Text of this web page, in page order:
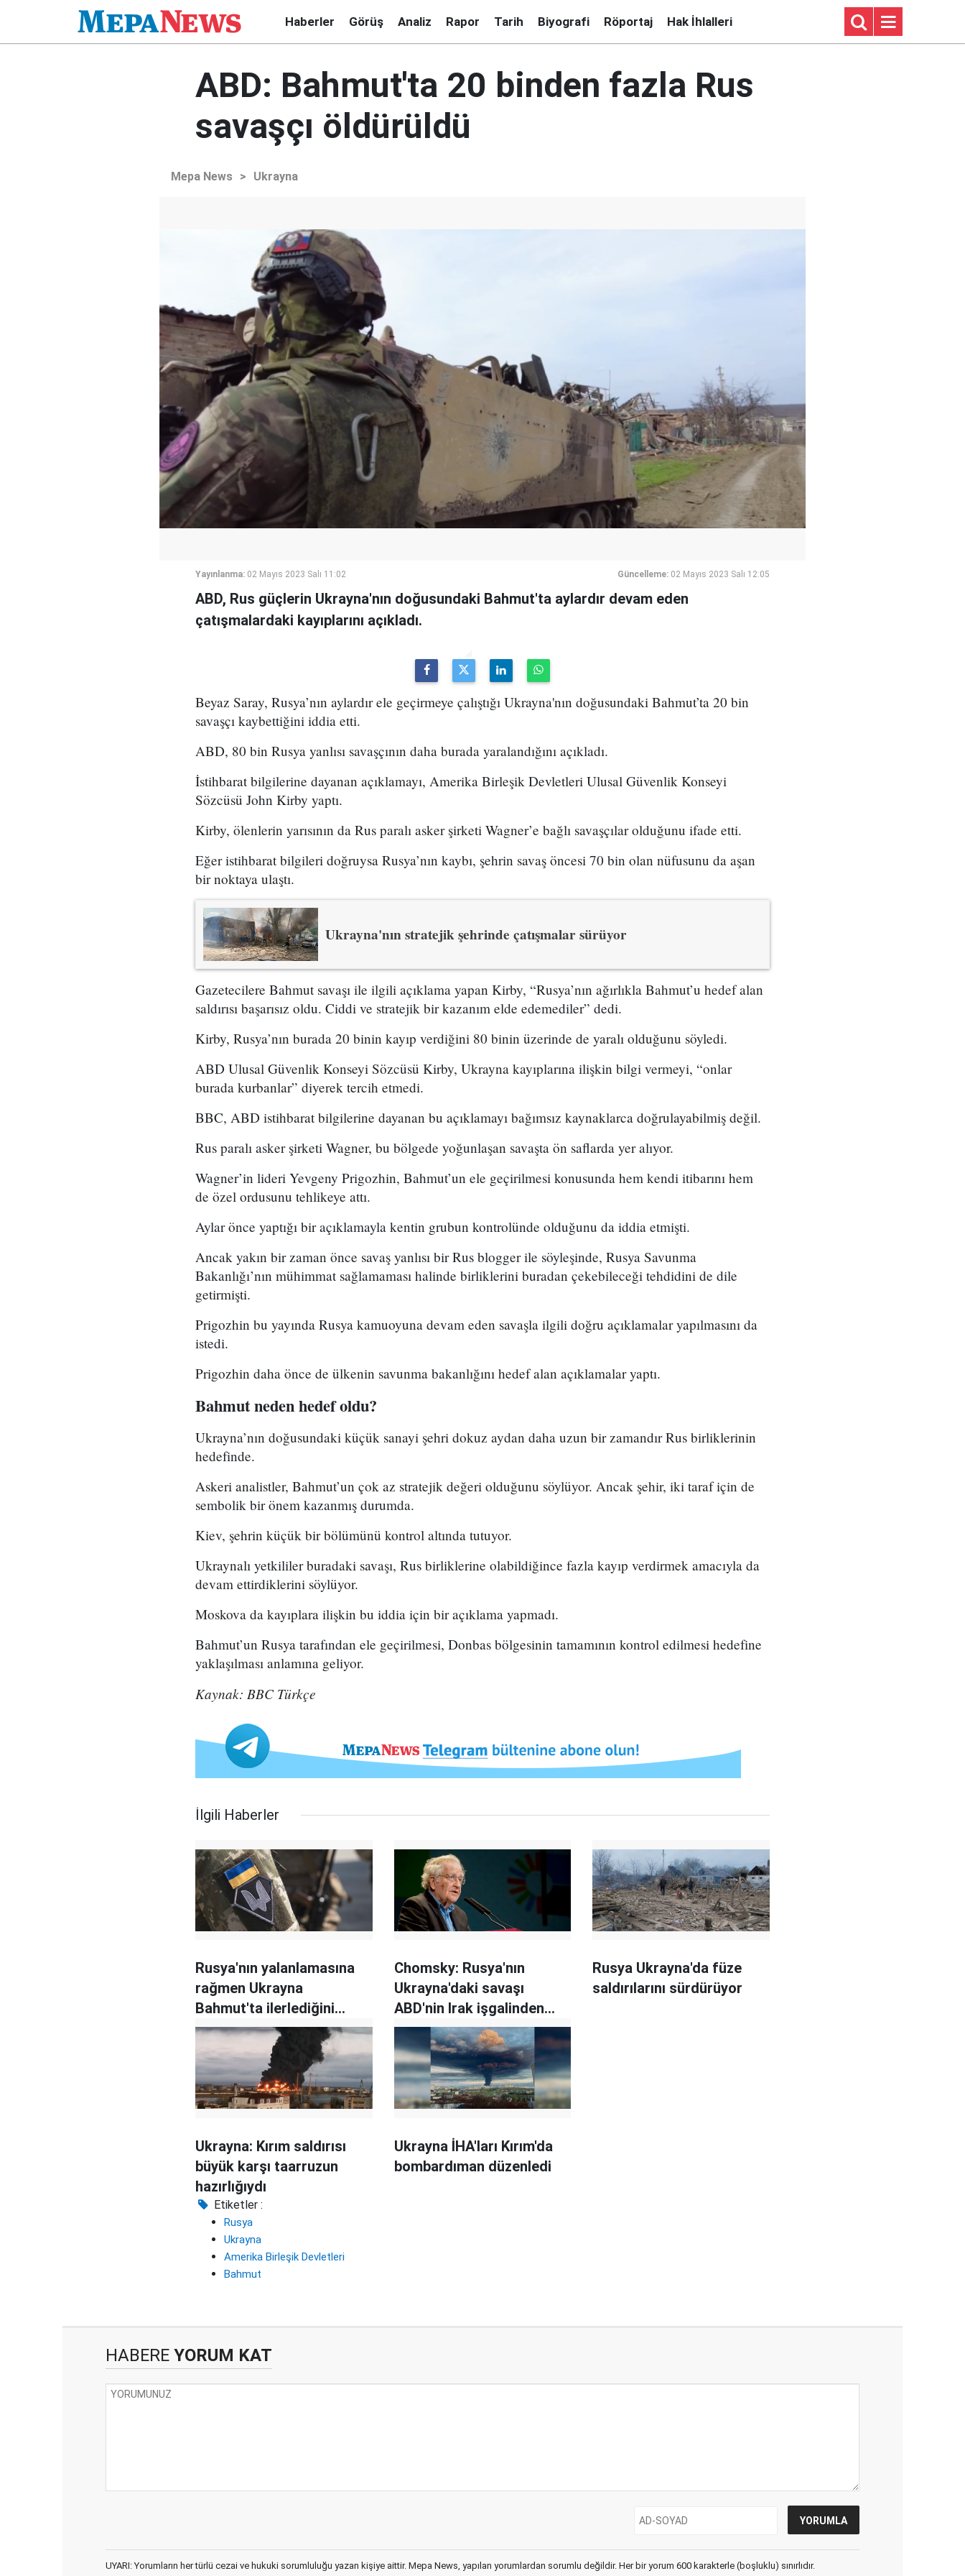
Haberler Görüş Analiz Rapor Tarih Biyografi Röportaj Hak İhlalleri
ABD: Bahmut'ta 20 binden fazla Rus
savaşçı öldürüldü
Mepa News > Ukrayna
Yayınlanma: 02 Mayıs 2023 Salı 11:02 Güncelleme: 02 Mayıs 2023 Salı 12:05
ABD, Rus güçlerin Ukrayna'nın doğusundaki Bahmut'ta aylardır devam eden
çatışmalardaki kayıplarını açıkladı.
Beyaz Saray, Rusya’nın aylardır ele geçirmeye çalıştığı Ukrayna'nın doğusundaki Bahmut’ta 20 bin
savaşçı kaybettiğini iddia etti.
ABD, 80 bin Rusya yanlısı savaşçının daha burada yaralandığını açıkladı.
İstihbarat bilgilerine dayanan açıklamayı, Amerika Birleşik Devletleri Ulusal Güvenlik Konseyi
Sözcüsü John Kirby yaptı.
Kirby, ölenlerin yarısının da Rus paralı asker şirketi Wagner’e bağlı savaşçılar olduğunu ifade etti.
Eğer istihbarat bilgileri doğruysa Rusya’nın kaybı, şehrin savaş öncesi 70 bin olan nüfusunu da aşan
bir noktaya ulaştı.
Ukrayna'nın stratejik şehrinde çatışmalar sürüyor
Gazetecilere Bahmut savaşı ile ilgili açıklama yapan Kirby, “Rusya’nın ağırlıkla Bahmut’u hedef alan
saldırısı başarısız oldu. Ciddi ve stratejik bir kazanım elde edemediler” dedi.
Kirby, Rusya’nın burada 20 binin kayıp verdiğini 80 binin üzerinde de yaralı olduğunu söyledi.
ABD Ulusal Güvenlik Konseyi Sözcüsü Kirby, Ukrayna kayıplarına ilişkin bilgi vermeyi, “onlar
burada kurbanlar” diyerek tercih etmedi.
BBC, ABD istihbarat bilgilerine dayanan bu açıklamayı bağımsız kaynaklarca doğrulayabilmiş değil.
Rus paralı asker şirketi Wagner, bu bölgede yoğunlaşan savaşta ön saflarda yer alıyor.
Wagner’in lideri Yevgeny Prigozhin, Bahmut’un ele geçirilmesi konusunda hem kendi itibarını hem
de özel ordusunu tehlikeye attı.
Aylar önce yaptığı bir açıklamayla kentin grubun kontrolünde olduğunu da iddia etmişti.
Ancak yakın bir zaman önce savaş yanlısı bir Rus blogger ile söyleşinde, Rusya Savunma
Bakanlığı’nın mühimmat sağlamaması halinde birliklerini buradan çekebileceği tehdidini de dile
getirmişti.
Prigozhin bu yayında Rusya kamuoyuna devam eden savaşla ilgili doğru açıklamalar yapılmasını da
istedi.
Prigozhin daha önce de ülkenin savunma bakanlığını hedef alan açıklamalar yaptı.
Bahmut neden hedef oldu?
Ukrayna’nın doğusundaki küçük sanayi şehri dokuz aydan daha uzun bir zamandır Rus birliklerinin
hedefinde.
Askeri analistler, Bahmut’un çok az stratejik değeri olduğunu söylüyor. Ancak şehir, iki taraf için de
sembolik bir önem kazanmış durumda.
Kiev, şehrin küçük bir bölümünü kontrol altında tutuyor.
Ukraynalı yetkililer buradaki savaşı, Rus birliklerine olabildiğince fazla kayıp verdirmek amacıyla da
devam ettirdiklerini söylüyor.
Moskova da kayıplara ilişkin bu iddia için bir açıklama yapmadı.
Bahmut’un Rusya tarafından ele geçirilmesi, Donbas bölgesinin tamamının kontrol edilmesi hedefine
yaklaşılması anlamına geliyor.
Kaynak: BBC Türkçe
İlgili Haberler
Rusya'nın yalanlamasına
rağmen Ukrayna
Bahmut'ta ilerlediğini
savunuyor
Chomsky: Rusya'nın
Ukrayna'daki savaşı
ABD'nin Irak işgalinden
daha insancıl
Rusya Ukrayna'da füze
saldırılarını sürdürüyor
Ukrayna: Kırım saldırısı
büyük karşı taarruzun
hazırlığıydı
Ukrayna İHA'ları Kırım'da
bombardıman düzenledi
Etiketler :
Rusya
Ukrayna
Amerika Birleşik Devletleri
Bahmut
HABERE YORUM KAT
UYARI: Yorumların her türlü cezai ve hukuki sorumluluğu yazan kişiye aittir. Mepa News, yapılan yorumlardan sorumlu değildir. Her bir yorum 600 karakterle (boşluklu) sınırlıdır.